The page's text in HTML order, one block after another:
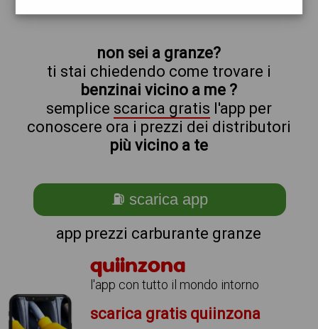
non sei a granze?
ti stai chiedendo come trovare i
benzinai vicino a me ?
semplice scarica gratis l'app per
conoscere ora i prezzi dei distributori
più vicino a te
⛽ scarica app
app prezzi carburante granze
quiinzona
l'app con tutto il mondo intorno
scarica gratis quiinzona